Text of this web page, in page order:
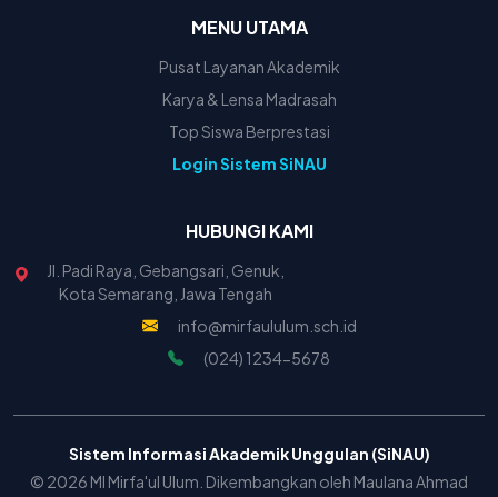
MENU UTAMA
Pusat Layanan Akademik
Karya & Lensa Madrasah
Top Siswa Berprestasi
Login Sistem SiNAU
HUBUNGI KAMI
Jl. Padi Raya, Gebangsari, Genuk,
Kota Semarang, Jawa Tengah
info@mirfaululum.sch.id
(024) 1234-5678
Sistem Informasi Akademik Unggulan (SiNAU)
© 2026 MI Mirfa'ul Ulum. Dikembangkan oleh Maulana Ahmad